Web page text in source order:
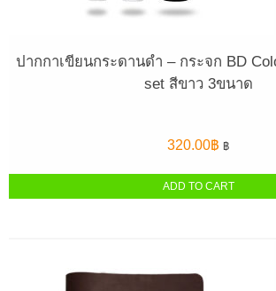
ปากกาเขียนกระดานดำ – กระจก BD
set สีขาว 3ขนาด
320.00฿ ฿
ADD TO CART